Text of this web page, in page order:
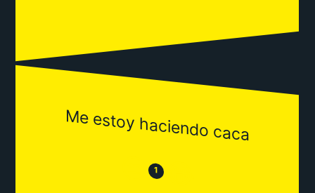
Me estoy haciendo caca
😒 1 😂